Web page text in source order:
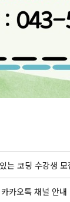
는 코딩 수강생 모
카오톡 채널 안내